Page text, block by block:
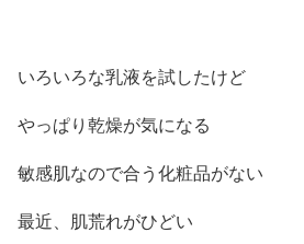
いろいろな乳液を試したけど
やっぱり乾燥が気になる
敏感肌なので合う化粧品がない
最近、肌荒れがひどい